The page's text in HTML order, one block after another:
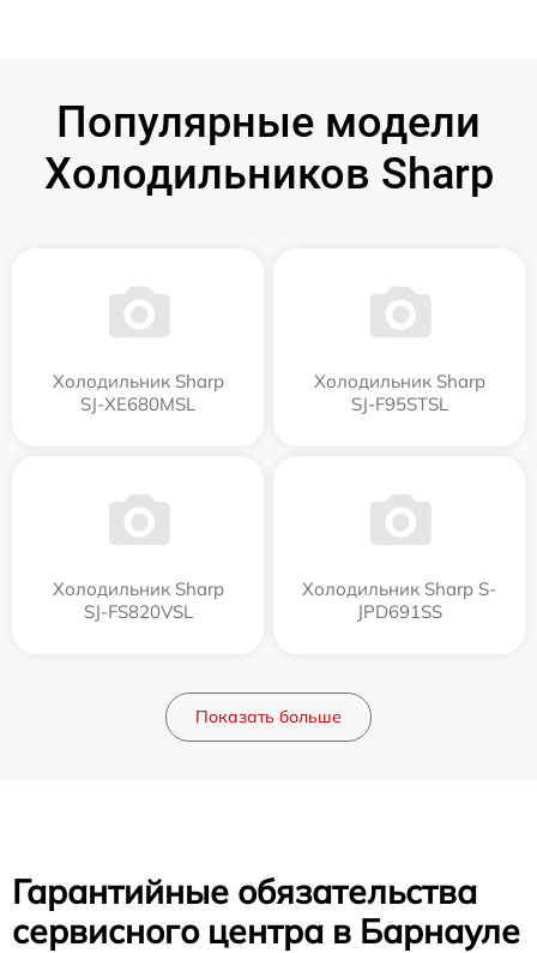
Популярные модели
Холодильников Sharp
Холодильник Sharp
SJ-XE680MSL
Холодильник Sharp
SJ-F95STSL
Холодильник Sharp
SJ-FS820VSL
Холодильник Sharp S-
JPD691SS
Показать больше
Гарантийные обязательства
сервисного центра в Барнауле